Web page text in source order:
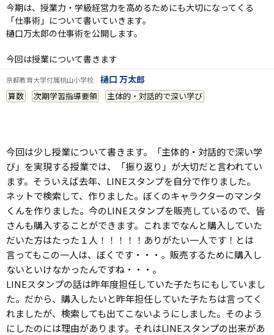
今期は、授業力・学級経営力を高めるためにも大切になってくる
「仕事術」について書いていきます。
樋口万太郎の仕事術を公開します。
今回は授業について書きます
京都教育大学付属桃山小学校 樋口 万太郎
算数 次期学習指導要領 主体的・対話的で深い学び
今回は少し授業について書きます。「主体的・対話的で深い学
び」を実現する授業では、「振り返り」が大切だと言われてい
ます。そういえば去年、LINEスタンプを自分で作りました。
ネットで検索して、作りました。ぼくのキャラクターのマンタ
くんを作りました。今のLINEスタンプを販売しているので、皆
さんも購入することができます。これまでなんと購入していた
だいた方はたった１人！！！！！ありがたい一人です！とは
言ってもこの一人は、ぼくです・・・。販売するために購入し
ないといけなかったんですね・・・。
LINEスタンプの話は昨年度担任していた子たちにもしていまし
た。だから、購入したいと昨年担任していた子たちは言ってく
れましたが、検索しても出てこないようにしました。そのよう
にしたのには理由があります。それはLINEスタンプの出来があ